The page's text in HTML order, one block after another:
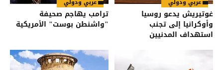
غوتيريش يدعو روسيا
وأوكرانيا إلى تجنب
استهداف المدنيين
ترامب يهاجم صحيفة
"واشنطن بوست" الأمريكية